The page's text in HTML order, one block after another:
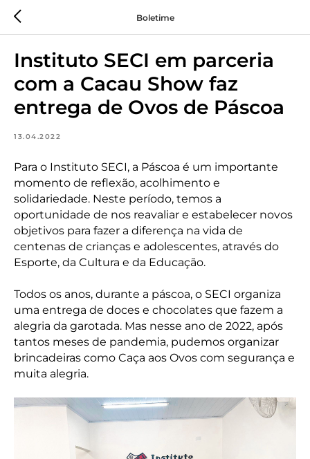
Boletime
Instituto SECI em parceria
com a Cacau Show faz
entrega de Ovos de Páscoa
13.04.2022
Para o Instituto SECI, a Páscoa é um importante
momento de reflexão, acolhimento e
solidariedade. Neste período, temos a
oportunidade de nos reavaliar e estabelecer novos
objetivos para fazer a diferença na vida de
centenas de crianças e adolescentes, através do
Esporte, da Cultura e da Educação.
Todos os anos, durante a páscoa, o SECI organiza
uma entrega de doces e chocolates que fazem a
alegria da garotada. Mas nesse ano de 2022, após
tantos meses de pandemia, pudemos organizar
brincadeiras como Caça aos Ovos com segurança e
muita alegria.